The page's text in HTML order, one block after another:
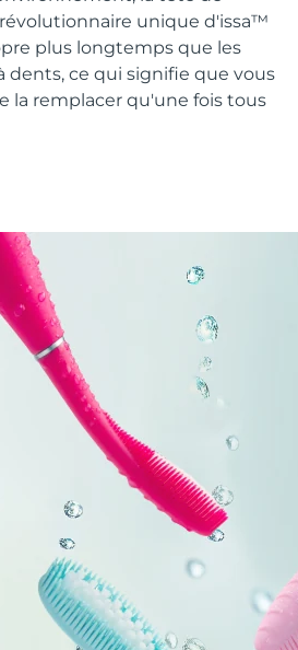
unique d'issa™
plus longtemps que les
dents, ce qui signifie que vous
la remplacer qu'une fois tous
eye massagers
la peau KIWI™
pore care essentials
hair
Whitening Gel
Hommes